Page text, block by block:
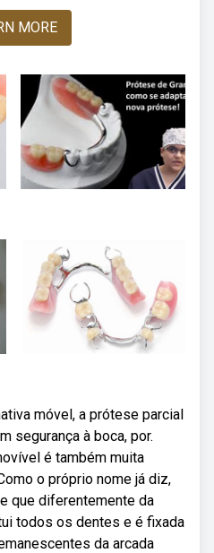
MORE
móvel, a prótese parcial
segurança à boca, por.
é também muita
o próprio nome já diz,
que diferentemente da
todos os dentes e é fixada
da arcada